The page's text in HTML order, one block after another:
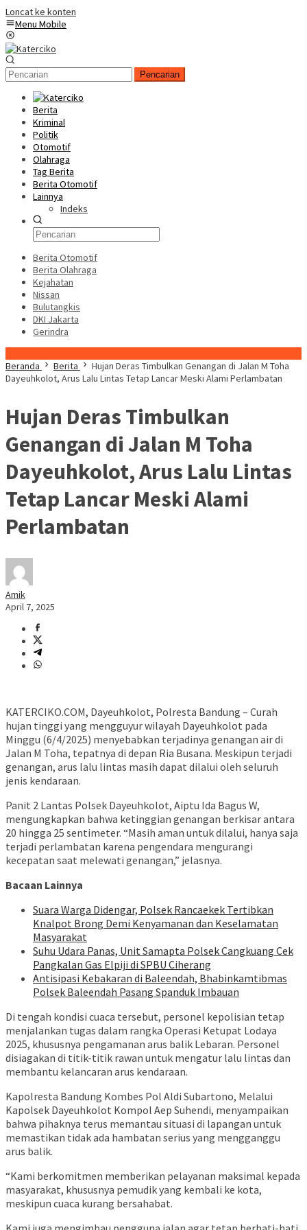
Loncat ke konten
Menu Mobile
Pencarian
Berita
Kriminal
Politik
Otomotif
Olahraga
Tag Berita
Berita Otomotif
Lainnya
Indeks
Berita Otomotif
Berita Olahraga
Kejahatan
Nissan
Bulutangkis
DKI Jakarta
Gerindra
Beranda
Berita
Hujan Deras Timbulkan Genangan di Jalan M Toha
Dayeuhkolot, Arus Lalu Lintas Tetap Lancar Meski Alami Perlambatan
Hujan Deras Timbulkan
Genangan di Jalan M Toha
Dayeuhkolot, Arus Lalu Lintas
Tetap Lancar Meski Alami
Perlambatan
Amik
April 7, 2025
KATERCIKO.COM, Dayeuhkolot, Polresta Bandung – Curah
hujan tinggi yang mengguyur wilayah Dayeuhkolot pada
Minggu (6/4/2025) menyebabkan terjadinya genangan air di
Jalan M Toha, tepatnya di depan Ria Busana. Meskipun terjadi
genangan, arus lalu lintas masih dapat dilalui oleh seluruh
jenis kendaraan.
Panit 2 Lantas Polsek Dayeuhkolot, Aiptu Ida Bagus W,
mengungkapkan bahwa ketinggian genangan berkisar antara
20 hingga 25 sentimeter. “Masih aman untuk dilalui, hanya saja
terjadi perlambatan karena pengendara mengurangi
kecepatan saat melewati genangan,” jelasnya.
Bacaan Lainnya
Suara Warga Didengar, Polsek Rancaekek Tertibkan
Knalpot Brong Demi Kenyamanan dan Keselamatan
Masyarakat
Suhu Udara Panas, Unit Samapta Polsek Cangkuang Cek
Pangkalan Gas Elpiji di SPBU Ciherang
Antisipasi Kebakaran di Baleendah, Bhabinkamtibmas
Polsek Baleendah Pasang Spanduk Imbauan
Di tengah kondisi cuaca tersebut, personel kepolisian tetap
menjalankan tugas dalam rangka Operasi Ketupat Lodaya
2025, khususnya pengamanan arus balik Lebaran. Personel
disiagakan di titik-titik rawan untuk mengatur lalu lintas dan
membantu kelancaran arus kendaraan.
Kapolresta Bandung Kombes Pol Aldi Subartono, Melalui
Kapolsek Dayeuhkolot Kompol Aep Suhendi, menyampaikan
bahwa pihaknya terus memantau situasi di lapangan untuk
memastikan tidak ada hambatan serius yang mengganggu
arus balik.
“Kami berkomitmen memberikan pelayanan maksimal kepada
masyarakat, khususnya pemudik yang kembali ke kota,
meskipun cuaca kurang bersahabat.